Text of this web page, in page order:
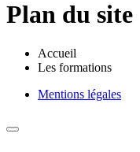
Plan du site
Accueil
Les formations
Mentions légales